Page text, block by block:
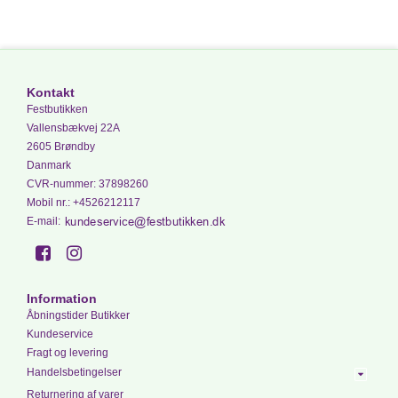
Kontakt
Festbutikken
Vallensbækvej 22A
2605 Brøndby
Danmark
CVR-nummer: 37898260
Mobil nr.: +4526212117
E-mail :
Information
Åbningstider Butikker
Kundeservice
Fragt og levering
Handelsbetingelser
Returnering af varer